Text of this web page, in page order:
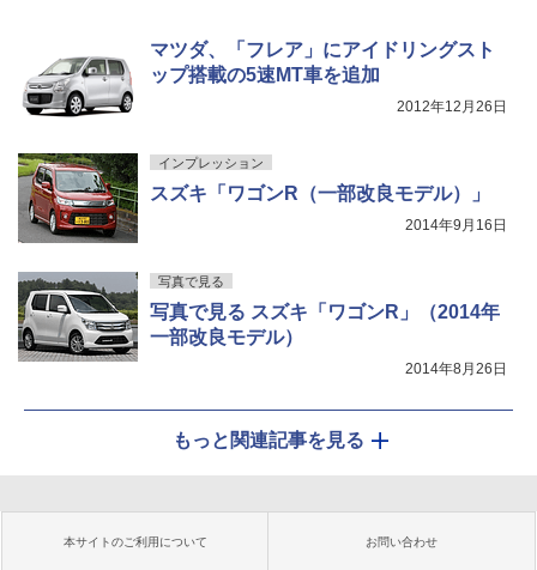
マツダ、「フレア」にアイドリングスト
ップ搭載の5速MT車を追加
2012年12月26日
インプレッション
スズキ「ワゴンR（一部改良モデル）」
2014年9月16日
写真で見る
写真で見る スズキ「ワゴンR」（2014年
一部改良モデル）
2014年8月26日
もっと関連記事を見る
本サイトのご利用について お問い合わせ